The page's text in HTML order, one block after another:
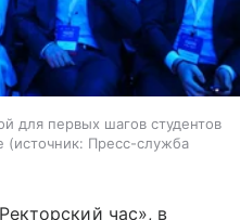
для первых шагов студентов
источник: Пресс-служба
час», в